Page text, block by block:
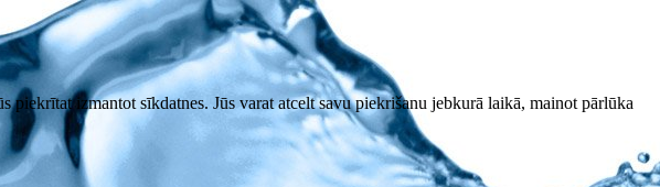
izmantot sīkdatnes. Jūs varat atcelt savu piekrišanu jebkurā laikā, mainot pārlūka